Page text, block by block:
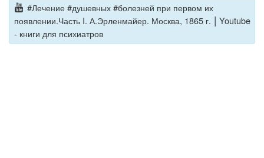
#Лечение #душевных #болезней при первом их
появлении.Часть I. А.Эрленмайер. Москва, 1865 г. | Youtube
- книги для психиатров